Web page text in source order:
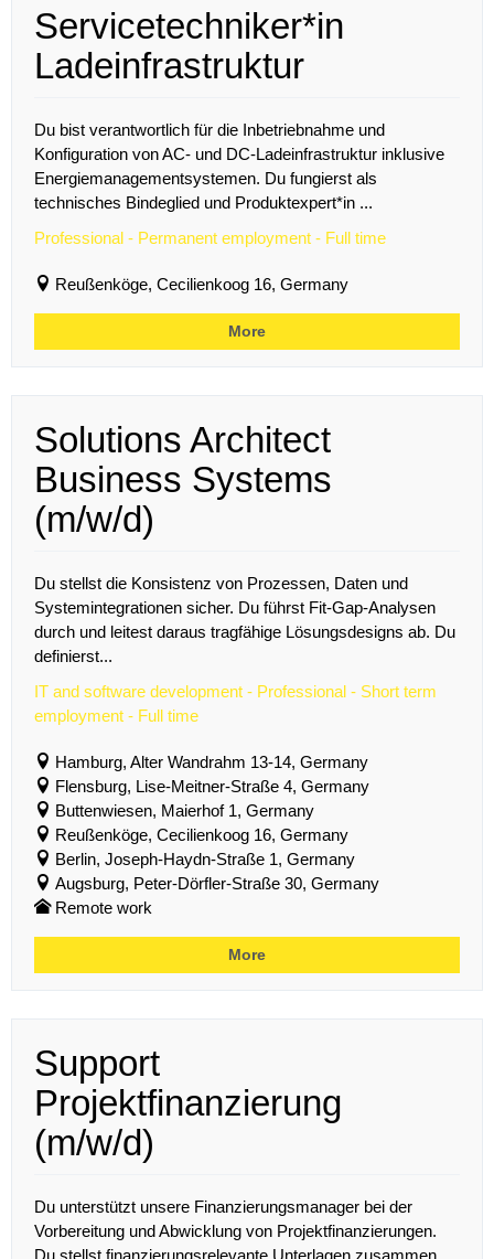
Servicetechniker*in
Ladeinfrastruktur
Du bist verantwortlich für die Inbetriebnahme und
Konfiguration von AC- und DC-Ladeinfrastruktur inklusive
Energiemanagementsystemen. Du fungierst als
technisches Bindeglied und Produktexpert*in ...
Professional - Permanent employment - Full time
Reußenköge, Cecilienkoog 16, Germany
More
Solutions Architect
Business Systems
(m/w/d)
Du stellst die Konsistenz von Prozessen, Daten und
Systemintegrationen sicher. Du führst Fit-Gap-Analysen
durch und leitest daraus tragfähige Lösungsdesigns ab. Du
definierst...
IT and software development - Professional - Short term
employment - Full time
Hamburg, Alter Wandrahm 13-14, Germany
Flensburg, Lise-Meitner-Straße 4, Germany
Buttenwiesen, Maierhof 1, Germany
Reußenköge, Cecilienkoog 16, Germany
Berlin, Joseph-Haydn-Straße 1, Germany
Augsburg, Peter-Dörfler-Straße 30, Germany
Remote work
More
Support
Projektfinanzierung
(m/w/d)
Du unterstützt unsere Finanzierungsmanager bei der
Vorbereitung und Abwicklung von Projektfinanzierungen.
Du stellst finanzierungsrelevante Unterlagen zusammen,